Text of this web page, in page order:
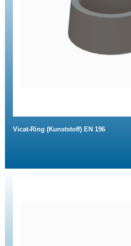
Vicat-Ring (Kunststoff) EN 196